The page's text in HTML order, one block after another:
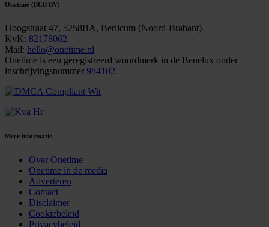
Onetime (BCB BV)
Hoogstraat 47, 5258BA, Berlicum (Noord-Brabant)
KvK: 82178062
Mail: hello@onetime.nl
Onetime is een geregistreerd woordmerk in de Benelux onder
inschrijvingsnummer 984102.
Meer informatie
Over Onetime
Onetime in de media
Adverteren
Contact
Disclaimer
Cookiebeleid
Privacybeleid